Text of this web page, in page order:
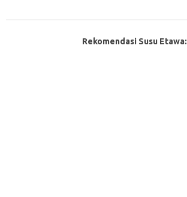
Rekomendasi Susu Etawa: